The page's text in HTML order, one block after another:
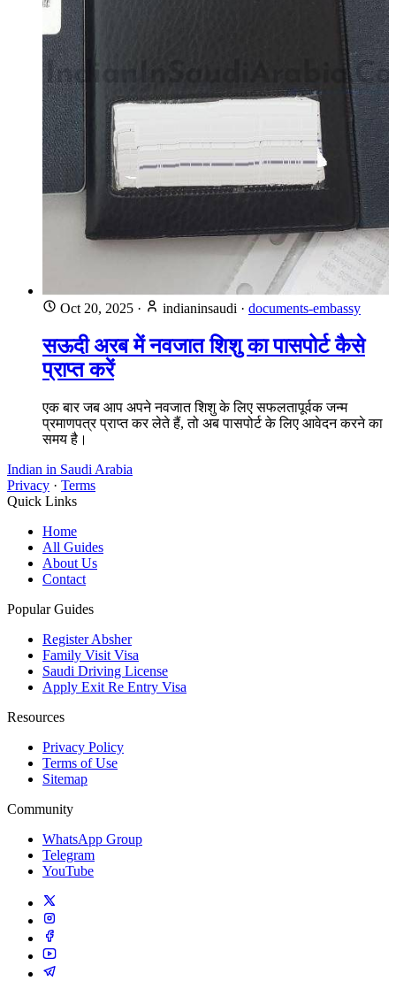
Oct 20, 2025 · indianinsaudi · documents-embassy
सऊदी अरब में नवजात शिशु का पासपोर्ट कैसे
प्राप्त करें
एक बार जब आप अपने नवजात शिशु के लिए सफलतापूर्वक जन्म
प्रमाणपत्र प्राप्त कर लेते हैं, तो अब पासपोर्ट के लिए आवेदन करने का
समय है।
Indian in Saudi Arabia
Privacy · Terms
Quick Links
Home
All Guides
About Us
Contact
Popular Guides
Register Absher
Family Visit Visa
Saudi Driving License
Apply Exit Re Entry Visa
Resources
Privacy Policy
Terms of Use
Sitemap
Community
WhatsApp Group
Telegram
YouTube